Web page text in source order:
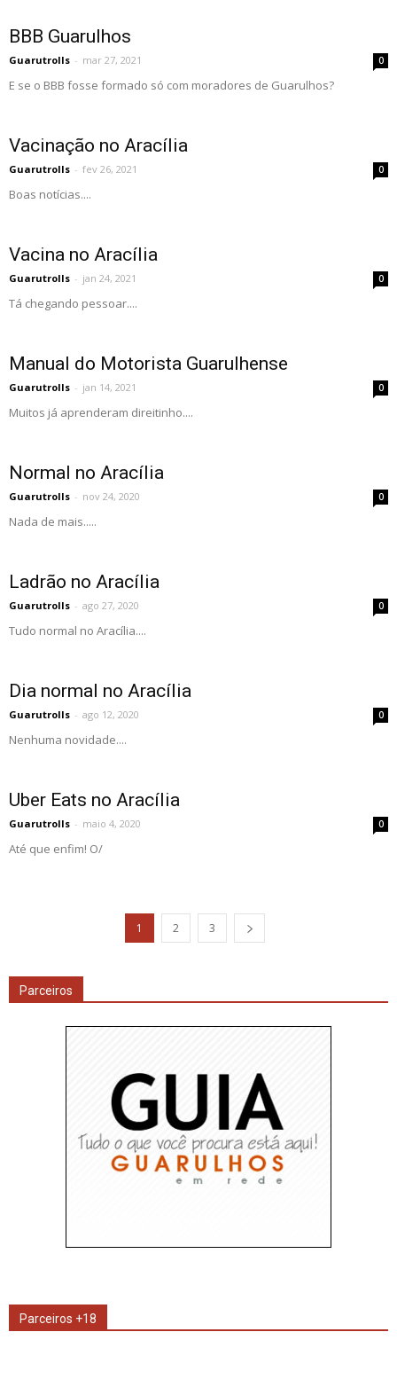
BBB Guarulhos
Guarutrolls - mar 27, 2021 0
E se o BBB fosse formado só com moradores de Guarulhos?
Vacinação no Aracília
Guarutrolls - fev 26, 2021 0
Boas notícias....
Vacina no Aracília
Guarutrolls - jan 24, 2021 0
Tá chegando pessoar....
Manual do Motorista Guarulhense
Guarutrolls - jan 14, 2021 0
Muitos já aprenderam direitinho....
Normal no Aracília
Guarutrolls - nov 24, 2020 0
Nada de mais.....
Ladrão no Aracília
Guarutrolls - ago 27, 2020 0
Tudo normal no Aracília....
Dia normal no Aracília
Guarutrolls - ago 12, 2020 0
Nenhuma novidade....
Uber Eats no Aracília
Guarutrolls - maio 4, 2020 0
Até que enfim! O/
1 2 3
Parceiros
Parceiros +18